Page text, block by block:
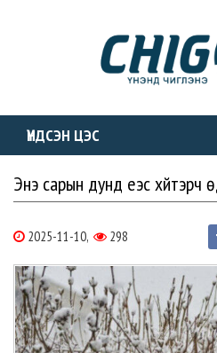
ҮНДСЭН ЦЭС
Энэ сарын дунд үеэс хүйтэрч
2025-11-10, 298